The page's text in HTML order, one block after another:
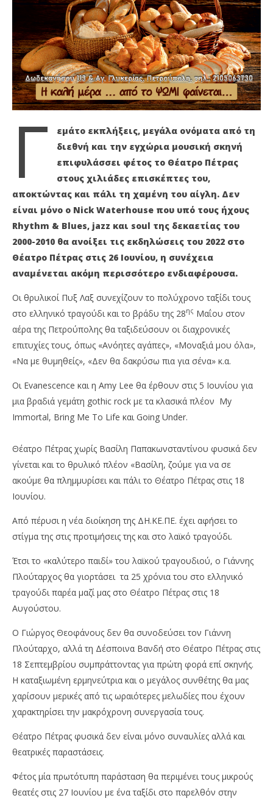
17
Μαΐου
Maxitis
Petroupolis
17
Γ
εμάτο εκπλήξεις, μεγάλα ονόματα από τη
διεθνή και την εγχώρια μουσική σκηνή
επιφυλάσσει φέτος το Θέατρο Πέτρας
στους χιλιάδες επισκέπτες του,
αποκτώντας και πάλι τη χαμένη του αίγλη. Δεν
είναι μόνο ο Nick Waterhouse που υπό τους ήχους
Rhythm & Blues, jazz και soul της δεκαετίας του
2000-2010 θα ανοίξει τις εκδηλώσεις του 2022 στο
Θέατρο Πέτρας στις 26 Ιουνίου, η συνέχεια
αναμένεται ακόμη περισσότερο ενδιαφέρουσα.
Οι θρυλικοί Πυξ Λαξ συνεχίζουν το πολύχρονο ταξίδι τους
στο ελληνικό τραγούδι και το βράδυ της 28ης Μαΐου στον
αέρα της Πετρούπολης θα ταξιδεύσουν οι διαχρονικές
επιτυχίες τους, όπως «Ανόητες αγάπες», «Μοναξιά μου όλα»,
«Να με θυμηθείς», «Δεν θα δακρύσω πια για σένα» κ.α.
Οι Evanescence και η Amy Lee θα έρθουν στις 5 Ιουνίου για
μια βραδιά γεμάτη gothic rock με τα κλασικά πλέον My
Immortal, Bring Me To Life και Going Under.
Θέατρο Πέτρας χωρίς Βασίλη Παπακωνσταντίνου φυσικά δεν
γίνεται και το θρυλικό πλέον «Βασίλη, ζούμε για να σε
ακούμε θα πλημμυρίσει και πάλι το Θέατρο Πέτρας στις 18
Ιουνίου.
Από πέρυσι η νέα διοίκηση της ΔΗ.ΚΕ.ΠΕ. έχει αφήσει το
στίγμα της στις προτιμήσεις της και στο λαϊκό τραγούδι.
Έτσι το «καλύτερο παιδί» του λαϊκού τραγουδιού, ο Γιάννης
Πλούταρχος θα γιορτάσει τα 25 χρόνια του στο ελληνικό
τραγούδι παρέα μαζί μας στο Θέατρο Πέτρας στις 18
Αυγούστου.
Ο Γιώργος Θεοφάνους δεν θα συνοδεύσει τον Γιάννη
Πλούταρχο, αλλά τη Δέσποινα Βανδή στο Θέατρο Πέτρας στις
18 Σεπτεμβρίου συμπράττοντας για πρώτη φορά επί σκηνής.
Η καταξιωμένη ερμηνεύτρια και ο μεγάλος συνθέτης θα μας
χαρίσουν μερικές από τις ωραιότερες μελωδίες που έχουν
χαρακτηρίσει την μακρόχρονη συνεργασία τους.
Θέατρο Πέτρας φυσικά δεν είναι μόνο συναυλίες αλλά και
θεατρικές παραστάσεις.
Φέτος μία πρωτότυπη παράσταση θα περιμένει τους μικρούς
θεατές στις 27 Ιουνίου με ένα ταξίδι στο παρελθόν στην